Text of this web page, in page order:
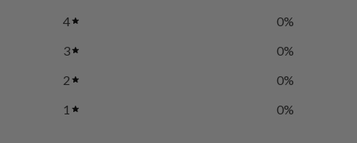
4
0%
3
0%
2
0%
1
0%